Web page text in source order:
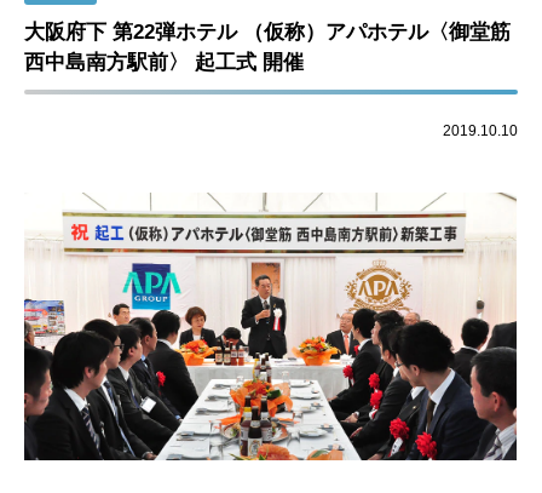
大阪府下 第22弾ホテル （仮称）アパホテル〈御堂筋
西中島南方駅前〉 起工式 開催
2019.10.10